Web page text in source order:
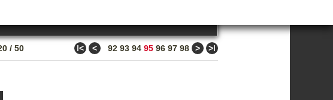
/ 50 ǀ< < 92 93 94 95 96 97 98 > >ǀ
Ablauf
Typ
verwendet Session HTTP